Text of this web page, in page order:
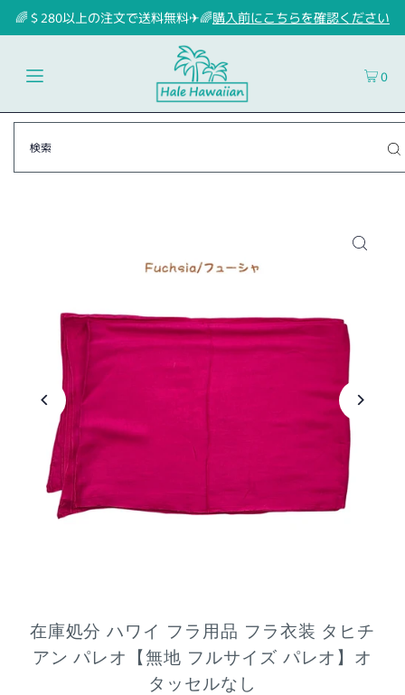
🌈＄280以上の注文で送料無料✈🌈購入前にこちらを確認ください
0
在庫処分 ハワイ フラ用品 フラ衣装 タヒチ
アン パレオ【無地 フルサイズ パレオ】オ
タッセルなし